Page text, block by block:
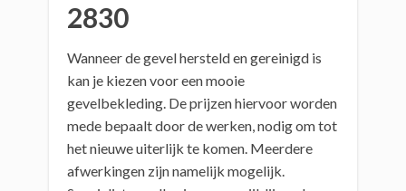
2830
Wanneer de gevel hersteld en gereinigd is
kan je kiezen voor een mooie
gevelbekleding. De prijzen hiervoor worden
mede bepaalt door de werken, nodig om tot
het nieuwe uiterlijk te komen. Meerdere
afwerkingen zijn namelijk mogelijk.